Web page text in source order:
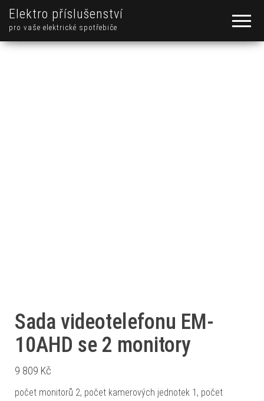
Elektro příslušenství
pro vaše elektrické spotřebiče
Sada videotelefonu EM-
10AHD se 2 monitory
9 809 Kč
počet monitorů 2, počet kamerových jednotek 1, počet